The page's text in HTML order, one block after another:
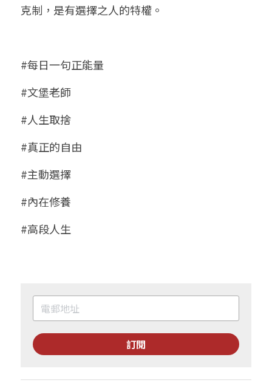
克制，是有選擇之人的特權。
#每日一句正能量
#文堡老師
#人生取捨
#真正的自由
#主動選擇
#內在修養
#高段人生
訂閱